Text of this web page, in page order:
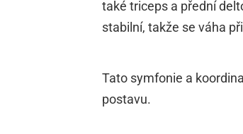
také triceps a přední
stabilní, takže se váha
Tato symfonie a
postavu.